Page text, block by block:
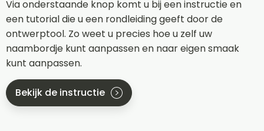
Via onderstaande knop komt u bij een instructie en
een tutorial die u een rondleiding geeft door de
ontwerptool. Zo weet u precies hoe u zelf uw
naambordje kunt aanpassen en naar eigen smaak
kunt aanpassen.
Bekijk de instructie